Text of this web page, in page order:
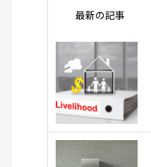
最新の記事